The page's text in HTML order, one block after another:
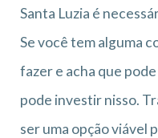
Santa Luzia é
Se você tem alguma
fazer e acha que
pode investir nisso.
ser uma opção viável